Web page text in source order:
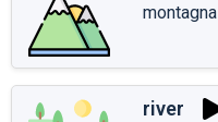
montagna
river